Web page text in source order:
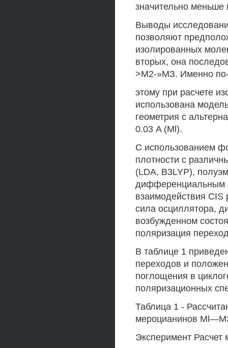
значительно меньше
Выводы
позволяют
изолированных
вторых, она
>М2-»МЗ. Именно
этому при расчете
использована
геометрия с
0.03 A (Ml).
С использованием
плотности с
(LDA, B3LYP),
дифференциальным
взаимодействия CIS
сила осциллятора,
возбужденном
поляризация
В таблице 1
переходов и
поглощения в
поляризационных
Таблица 1 -
мероцианинов
Эксперимент